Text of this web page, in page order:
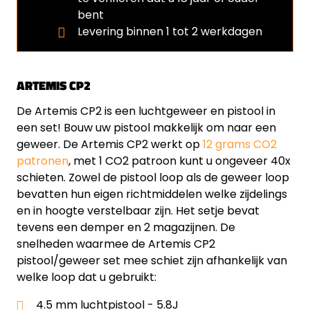
ARTEMIS CP2
De Artemis CP2 is een luchtgeweer en pistool in
een set! Bouw uw pistool makkelijk om naar een
geweer. De Artemis CP2 werkt op12 grams CO2
patronen, met 1 CO2 patroon kunt u ongeveer 40x
schieten. Zowel de pistool loop als de geweer loop
bevatten hun eigen richtmiddelen welke zijdelings
en in hoogte verstelbaar zijn. Het setje bevat
tevens een demper en 2 magazijnen. De
snelheden waarmee de Artemis CP2
pistool/geweer set mee schiet zijn afhankelijk van
welke loop dat u gebruikt:
4.5 mm luchtpistool - 5.8J
bent
Levering binnen 1 tot 2 werkdagen